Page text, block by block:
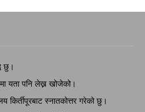
छु।
यता पनि लेख्न खोजेको।
किर्तीपूरबाट स्नातकोत्तर गरेको छु।